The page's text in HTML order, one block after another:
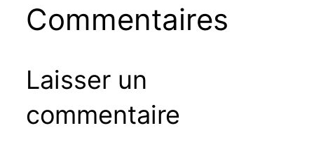
Commentaires
Laisser un
commentaire